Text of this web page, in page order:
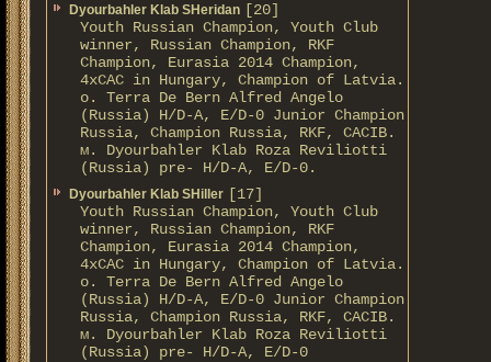
Dyourbahler Klab SHeridan [20]
Youth Russian Champion, Youth Club
winner, Russian Champion, RKF
Champion, Eurasia 2014 Champion,
4xCAC in Hungary, Champion of Latvia.
о. Terra De Bern Alfred Angelo
(Russia) H/D-A, E/D-0 Junior Champion
Russia, Champion Russia, RKF, CACIB.
м. Dyourbahler Klab Roza Reviliotti
(Russia) pre- H/D-A, E/D-0.
Dyourbahler Klab SHiller [17]
Youth Russian Champion, Youth Club
winner, Russian Champion, RKF
Champion, Eurasia 2014 Champion,
4xCAC in Hungary, Champion of Latvia.
о. Terra De Bern Alfred Angelo
(Russia) H/D-A, E/D-0 Junior Champion
Russia, Champion Russia, RKF, CACIB.
м. Dyourbahler Klab Roza Reviliotti
(Russia) pre- H/D-A, E/D-0